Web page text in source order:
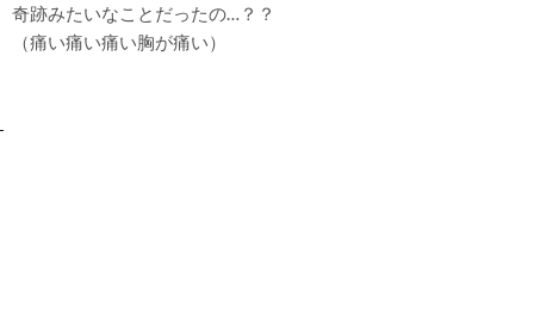
奇跡みたいなことだったの…？？
（痛い痛い痛い胸が痛い）